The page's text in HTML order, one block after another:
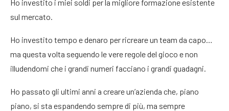
Ho investito i miei soldi per la migliore formazione esistente
sul mercato.
Ho investito tempo e denaro per ricreare un team da capo…
ma questa volta seguendo le vere regole del gioco e non
illudendomi che i grandi numeri facciano i grandi guadagni.
Ho passato gli ultimi anni a creare un’azienda che, piano
piano, si sta espandendo sempre di più, ma sempre